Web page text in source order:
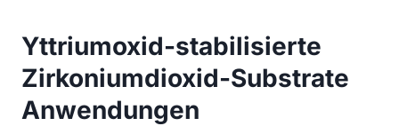
Yttriumoxid-stabilisierte
Zirkoniumdioxid-Substrate
Anwendungen